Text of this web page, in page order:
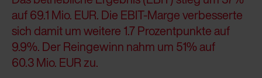
auf 69.1 Mio. EUR. Die EBIT-Marge verbesserte
sich damit um weitere 1.7 Prozentpunkte auf
9.9%. Der Reingewinn nahm um 51% auf
60.3 Mio. EUR zu.